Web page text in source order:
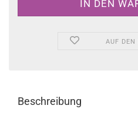
AUF DEN
Beschreibung